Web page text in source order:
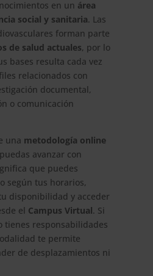
en un área
social y sanitaria. Las
forman parte
de salud actuales, por lo
bases resulta cada vez
relacionados con
documental,
o comunicación
una metodología online
avanzar con
que puedes
según tus horarios,
disponibilidad y acceder
el Campus Virtual. Si
tienes responsabilidades
te permite
de desplazamientos ni